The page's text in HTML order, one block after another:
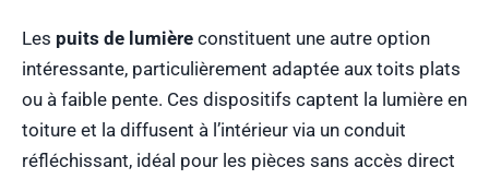
Les puits de lumière constituent une autre option
intéressante, particulièrement adaptée aux toits plats
ou à faible pente. Ces dispositifs captent la lumière en
toiture et la diffusent à l’intérieur via un conduit
réfléchissant, idéal pour les pièces sans accès direct